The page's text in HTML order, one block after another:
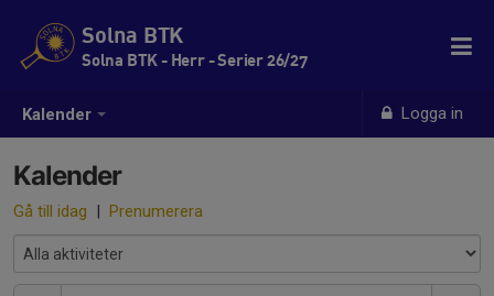
Kalender Logga in
Solna BTK
Solna BTK - Herr - Serier 26/27
Kalender
Gå till idag | Prenumerera